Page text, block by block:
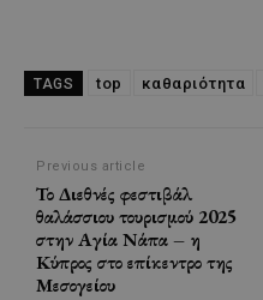
TAGS top καθαριότητα
Previous article
Το Διεθνές φεστιβάλ
θαλάσσιου τουρισμού 2025
στην Αγία Νάπα – η
Κύπρος στο επίκεντρο της
Μεσογείου